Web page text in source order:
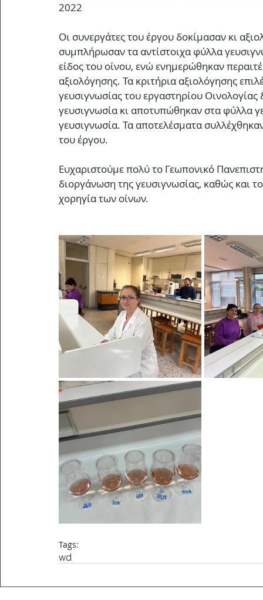
2022
Οι συνεργάτες του έργου δοκίμασαν κι
συμπλήρωσαν τα αντίστοιχα φύλλα
είδος του οίνου, ενώ ενημερώθηκαν
αξιολόγησης. Τα κριτήρια αξιολόγησης
γευσιγνωσίας του εργαστηρίου
γευσιγνωσία κι αποτυπώθηκαν στα φύλλα
γευσιγνωσία. Τα αποτελέσματα
του έργου.
Ευχαριστούμε πολύ το Γεωπονικό
διοργάνωση της γευσιγνωσίας, καθώς και
χορηγία των οίνων.
Tags:
wd